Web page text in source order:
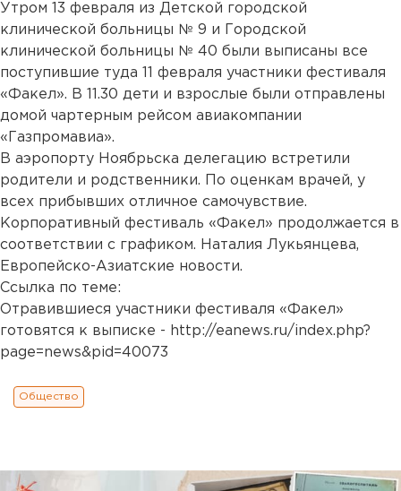
Утром 13 февраля из Детской городской
клинической больницы № 9 и Городской
клинической больницы № 40 были выписаны все
поступившие туда 11 февраля участники фестиваля
«Факел». В 11.30 дети и взрослые были отправлены
домой чартерным рейсом авиакомпании
«Газпромавиа».
В аэропорту Ноябрьска делегацию встретили
родители и родственники. По оценкам врачей, у
всех прибывших отличное самочувствие.
Корпоративный фестиваль «Факел» продолжается в
соответствии с графиком. Наталия Лукьянцева,
Европейско-Азиатские новости.
Ссылка по теме:
Отравившиеся участники фестиваля «Факел»
готовятся к выписке - http://eanews.ru/index.php?
page=news&pid=40073
Общество